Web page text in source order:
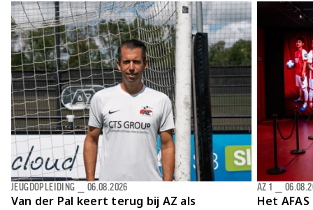
Van der Pal keert terug bij AZ als
JEUGDOPLEIDING 06.08.2026
Het
AZ 1